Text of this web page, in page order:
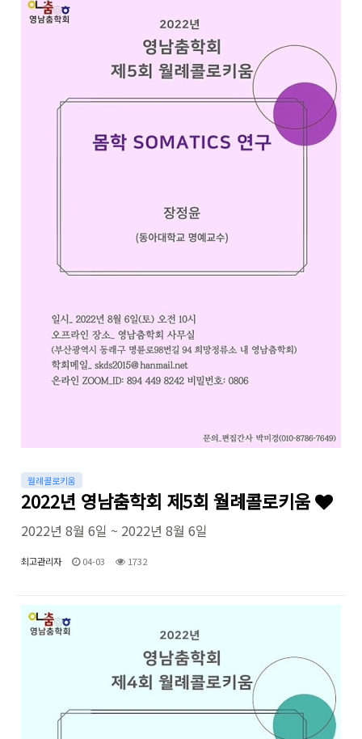
월례콜로키움
2022년 영남춤학회 제5회 월례콜로키움
2022년 8월 6일 ~ 2022년 8월 6일
최고관리자 04-03 1732